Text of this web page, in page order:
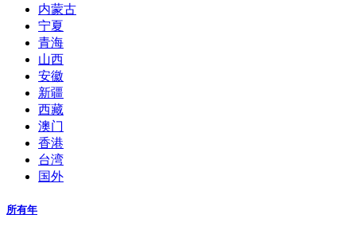
内蒙古
宁夏
青海
山西
安徽
新疆
西藏
澳门
香港
台湾
国外
所有年